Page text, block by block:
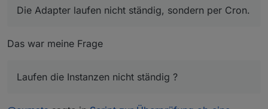
ob es dauernd läuft (daemond glaube ich) oder
Die Adapter laufen nicht ständig, sondern per Cron.
Das war meine Frage
Laufen die Instanzen nicht ständig ?